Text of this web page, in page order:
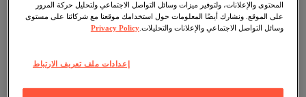
المحتوى والإعلانات، ولتوفير ميزات وسائل التواصل الاجتماعي ولتحليل حركة المرور
على الموقع. ونشارك أيضًا المعلومات حول استخدامك موقعنا مع شركائنا على مستوى
وسائل التواصل الاجتماعي والإعلانات والتحليلات.Privacy Policy
إعدادات ملف تعريف الارتباط